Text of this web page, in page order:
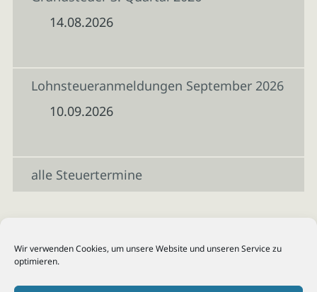
Wir verwenden Cookies, um unsere Website und unseren Service zu
optimieren.
14.08.2026
Lohnsteueranmeldungen September 2026
10.09.2026
alle Steuertermine